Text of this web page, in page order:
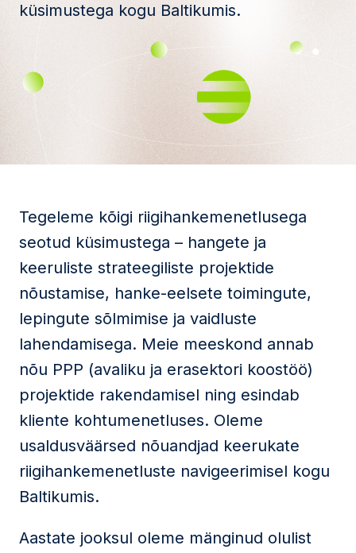
küsimustega kogu Baltikumis.
Tegeleme kõigi riigihankemenetlusega
seotud küsimustega – hangete ja
keeruliste strateegiliste projektide
nõustamise, hanke-eelsete toimingute,
lepingute sõlmimise ja vaidluste
lahendamisega. Meie meeskond annab
nõu PPP (avaliku ja erasektori koostöö)
projektide rakendamisel ning esindab
kliente kohtumenetluses. Oleme
usaldusväärsed nõuandjad keerukate
riigihankemenetluste navigeerimisel kogu
Baltikumis.
Aastate jooksul oleme mänginud olulist